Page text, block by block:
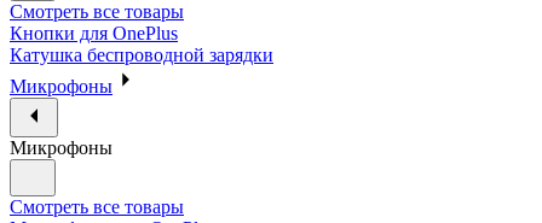
Смотреть все товары
Кнопки для OnePlus
Катушка беспроводной зарядки
Микрофоны
Микрофоны
Смотреть все товары